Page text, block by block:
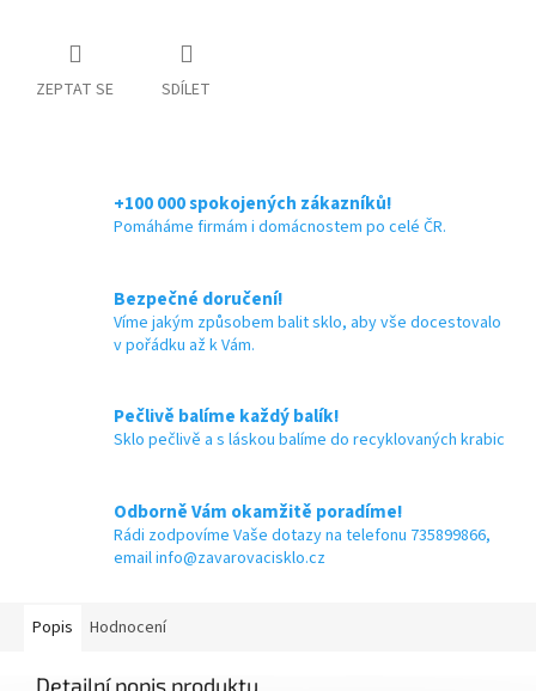
ZEPTAT SE SDÍLET
+100 000 spokojených zákazníků!
Pomáháme firmám i domácnostem po celé ČR.
Bezpečné doručení!
Víme jakým způsobem balit sklo, aby vše docestovalo
v pořádku až k Vám.
Pečlivě balíme každý balík!
Sklo pečlivě a s láskou balíme do recyklovaných krabic
Odborně Vám okamžitě poradíme!
Rádi zodpovíme Vaše dotazy na telefonu 735899866,
email info@zavarovacisklo.cz
Popis Hodnocení
Detailní popis produktu